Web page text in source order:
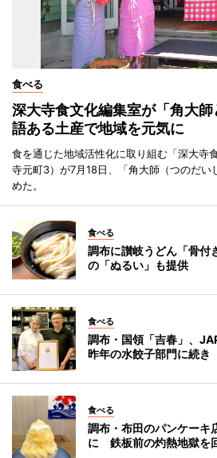
食べる
深大寺食文化編集室が「角大
語ある土産で地域を元気に
食を通じた地域活性化に取り組む「深大寺
寺元町3）が7月18日、「角大師（つのだい
めた。
食べる
調布に讃岐うどん「骨
の「ぬるい」も提供
食べる
調布・国領「吉春」、
昨年の水餃子部門に続き
食べる
調布・布田のパンケーキ
に 鉄板前の灼熱地獄を